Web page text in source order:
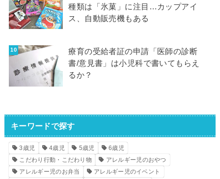
種類は「氷菓」に注目…カップアイ
ス、自動販売機もある
療育の受給者証の申請「医師の診断
書/意見書」は小児科で書いてもらえ
るか？
キーワードで探す
3歳児 4歳児 5歳児
6歳児
こだわり行動・こだわり物
アレルギー児のおやつ
アレルギー児のお弁当
アレルギー児のイベント